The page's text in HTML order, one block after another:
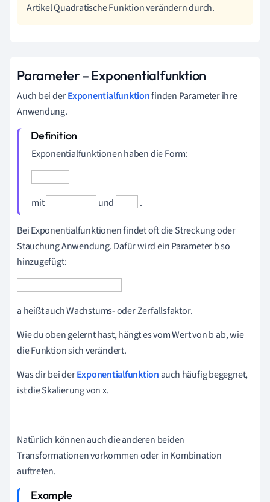
Artikel Quadratische Funktion verändern durch.
Parameter – Exponentialfunktion
Auch bei derExponentialfunktionfinden Parameter ihre
Anwendung.
Exponentialfunktionen haben die Form:
mit und .
Bei Exponentialfunktionen findet oft die Streckung oder
Stauchung Anwendung. Dafür wird ein Parameter b so
hinzugefügt:
a heißt auch Wachstums- oder Zerfallsfaktor.
Wie du oben gelernt hast, hängt es vom Wert von b ab, wie
die Funktion sich verändert.
Was dir bei derExponentialfunktion auch häufig begegnet,
ist die Skalierung von x.
Natürlich können auch die anderen beiden
Transformationen vorkommen oder in Kombination
auftreten.